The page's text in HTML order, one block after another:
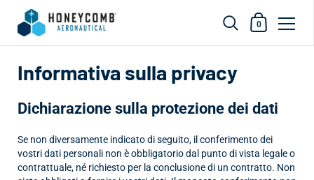
Carrello
0
Informativa sulla privacy
Dichiarazione sulla protezione dei dati
Se non diversamente indicato di seguito, il conferimento dei
vostri dati personali non è obbligatorio dal punto di vista legale o
contrattuale, né richiesto per la conclusione di un contratto. Non